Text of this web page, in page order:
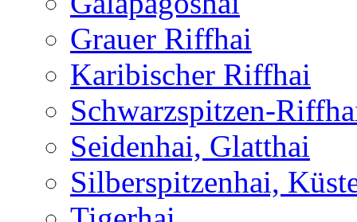
Grauer Riffhai
Karibischer Riffhai
Schwarzspitzen-
Seidenhai, Glatthai
Silberspitzenhai,